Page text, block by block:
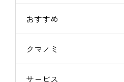
おすすめ
クマノミ
サービス